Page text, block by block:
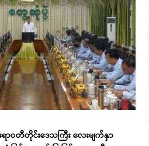
ဝတီတိုင်းဒေသကြီး လေးမျက်နှာ